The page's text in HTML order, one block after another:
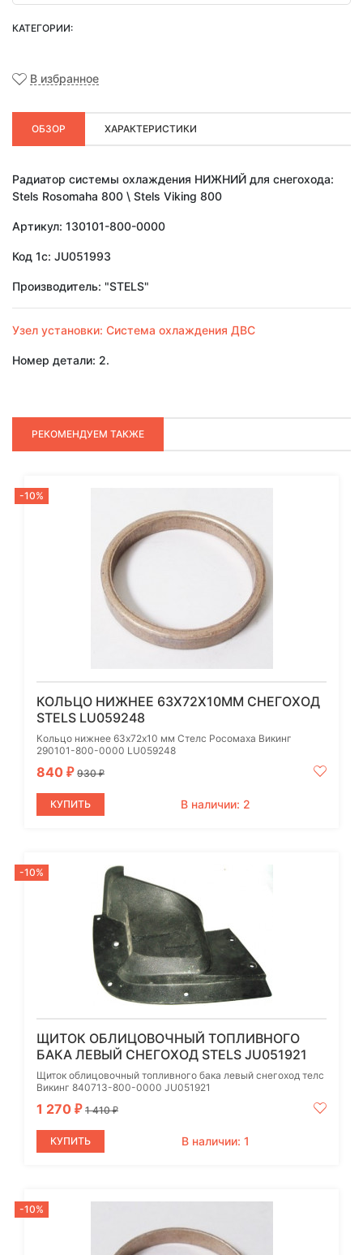
КАТЕГОРИИ:
В избранное
ОБЗОР ХАРАКТЕРИСТИКИ
Радиатор системы охлаждения НИЖНИЙ для снегохода:
Stels Rosomaha 800 \ Stels Viking 800
Артикул: 130101-800-0000
Код 1с: JU051993
Производитель: "STELS"
Узел установки: Система охлаждения ДВС
Номер детали: 2.
РЕКОМЕНДУЕМ ТАКЖЕ
-10%
КОЛЬЦО НИЖНЕЕ 63Х72Х10ММ СНЕГОХОД
STELS LU059248
Кольцо нижнее 63х72х10 мм Стелс Росомаха Викинг
290101-800-0000 LU059248
840 ₽ 930₽
КУПИТЬ В наличии: 2
-10%
ЩИТОК ОБЛИЦОВОЧНЫЙ ТОПЛИВНОГО
БАКА ЛЕВЫЙ СНЕГОХОД STELS JU051921
Щиток облицовочный топливного бака левый снегоход телс
Викинг 840713-800-0000 JU051921
1 270 ₽ 1 410₽
КУПИТЬ В наличии: 1
-10%